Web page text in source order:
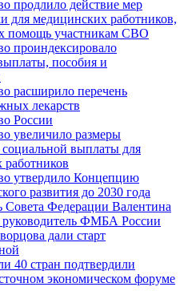
продлило действие мер
для медицинских работников,
помощь участникам СВО
проиндексировало
пособия и
расширило перечень
лекарств
России
увеличило размеры
выплаты для
утвердило Концепцию
развития до 2030 года
Совета Федерации Валентина
ФМБА России
дали старт
40 стран подтвердили
экономическом форуме